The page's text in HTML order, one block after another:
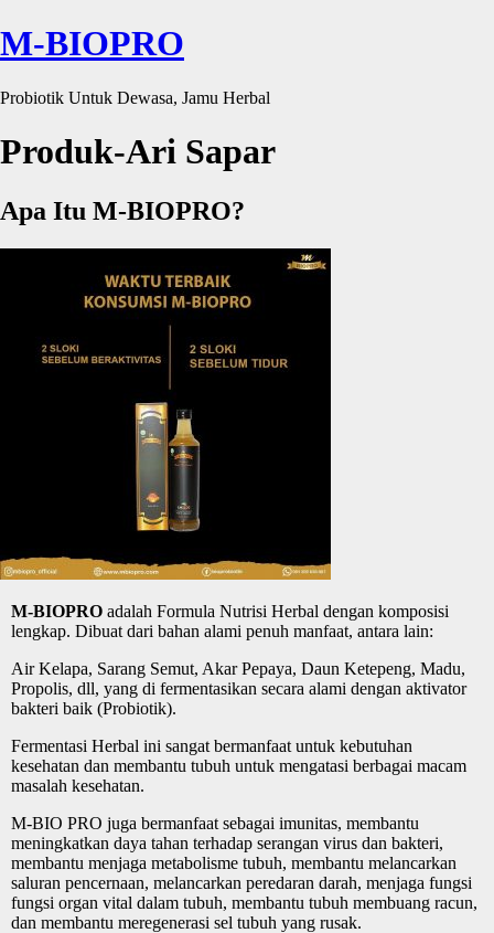
M-BIOPRO
Probiotik Untuk Dewasa, Jamu Herbal
Produk-Ari Sapar
Apa Itu M-BIOPRO?
M-BIOPRO adalah Formula Nutrisi Herbal dengan komposisi
lengkap. Dibuat dari bahan alami penuh manfaat, antara lain:
Air Kelapa, Sarang Semut, Akar Pepaya, Daun Ketepeng, Madu,
Propolis, dll, yang di fermentasikan secara alami dengan aktivator
bakteri baik (Probiotik).
Fermentasi Herbal ini sangat bermanfaat untuk kebutuhan
kesehatan dan membantu tubuh untuk mengatasi berbagai macam
masalah kesehatan.
M-BIO PRO juga bermanfaat sebagai imunitas, membantu
meningkatkan daya tahan terhadap serangan virus dan bakteri,
membantu menjaga metabolisme tubuh, membantu melancarkan
saluran pencernaan, melancarkan peredaran darah, menjaga fungsi
fungsi organ vital dalam tubuh, membantu tubuh membuang racun,
dan membantu meregenerasi sel tubuh yang rusak.